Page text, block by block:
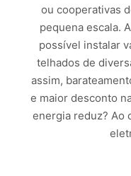
ou cooperativas
pequena escala.
possível instalar
telhados de
assim,
e maior desconto
energia reduz? Ao